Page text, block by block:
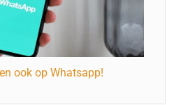
ook op Whatsapp!